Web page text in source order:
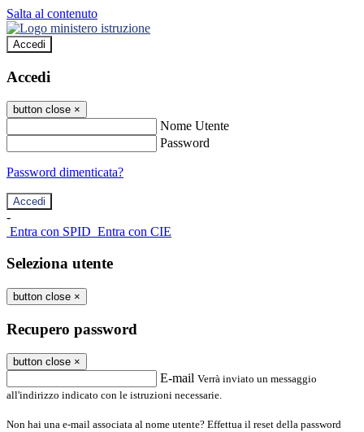
Salta al contenuto
Accedi
Accedi
button close ×
Nome Utente
Password
Password dimenticata?
-
Entra con SPID Entra con CIE
Seleziona utente
button close ×
Recupero password
button close ×
E-mail Verrà inviato un messaggio
all'indirizzo indicato con le istruzioni necessarie.
Non hai una e-mail associata al nome utente? Effettua il reset della password